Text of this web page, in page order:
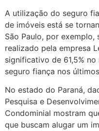
A utilização do seguro
de imóveis está se
São Paulo, por exemplo,
realizado pela empresa
significativo de 61,5%
seguro fiança nos
No estado do Paraná,
Pesquisa e
Condominial mostram
que buscam alugar um